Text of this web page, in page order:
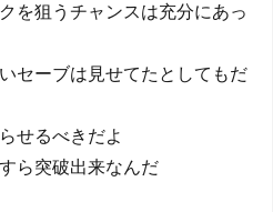
を狙うチャンスは充分にあっ
セーブは見せてたとしてもだ
せるべきだよ
ら突破出来なんだ